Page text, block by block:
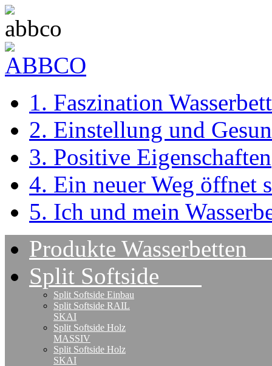
1. Faszination Wasserbett
2. Einstellung und
3. Positive Eigenschaften
4. Ein neuer Weg öffnet
5. Ich und mein
Produkte
Split Softside
Split Softside Einbau
Split Softside RAIL
SKAI
Split Softside Holz
MASSIV
Split Softside Holz
SKAI